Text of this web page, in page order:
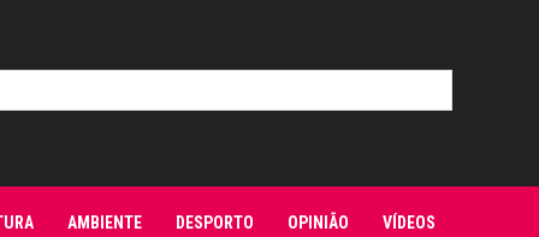
AMBIENTE DESPORTO OPINIÃO VÍDEOS